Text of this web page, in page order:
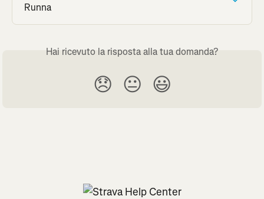
Runna
Hai ricevuto la risposta alla tua domanda?
😞 😐 😃